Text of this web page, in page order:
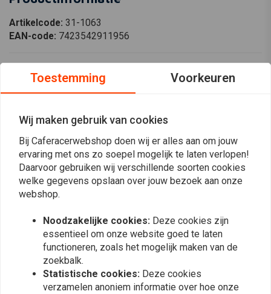
Artikelcode: 31-1063
EAN-code: 7423542911956
Deze reparatieset bevat de negatieve borstelplaat met borstel en 2 veren
isolatoren.
Past bij
Honda: 87-90 CBR600 Hurricane 600cc Kawasaki: 82-02 KZ1000P Politie
1000cc Suzuki: 84-85 GS700E 700cc; 84-85 GS700ES 700cc Yamaha: 89-
96 FZR600 600cc; 97-00 FZR600R 600cc; 97-07 YZF600R 600cc
Lees meer
Reviews
Toestemming Voorkeuren
Wij maken gebruik van cookies
Bij Caferacerwebshop doen wij er alles aan om jouw
ervaring met ons zo soepel mogelijk te laten verlopen!
Daarvoor gebruiken wij verschillende soorten cookies
welke gegevens opslaan over jouw bezoek aan onze
webshop.
Noodzakelijke cookies: Deze cookies zijn
essentieel om onze website goed te laten
functioneren, zoals het mogelijk maken van de
zoekbalk.
Statistische cookies: Deze cookies
verzamelen anoniem informatie over hoe onze